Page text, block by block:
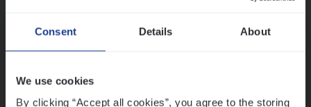
Consent Details About
We use cookies
By clicking “Accept all cookies”, you agree to the storing
Ons sollicitatieproces